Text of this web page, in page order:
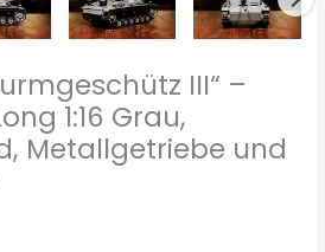
III“ –
1:16 Grau,
Metallgetriebe und